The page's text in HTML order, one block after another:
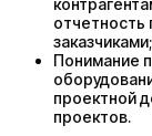
отчетность
заказчиками;
Понимание
проектной
проектов.